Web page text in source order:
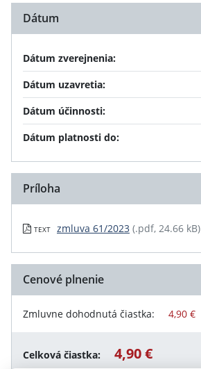
Dátum
Dátum zverejnenia:
Dátum uzavretia:
Dátum účinnosti:
Dátum platnosti do:
Príloha
TEXT zmluva 61/2023 (.pdf, 24.66 kB)
Cenové plnenie
Zmluvne dohodnutá čiastka: 4,90 €
Celková čiastka: 4,90 €